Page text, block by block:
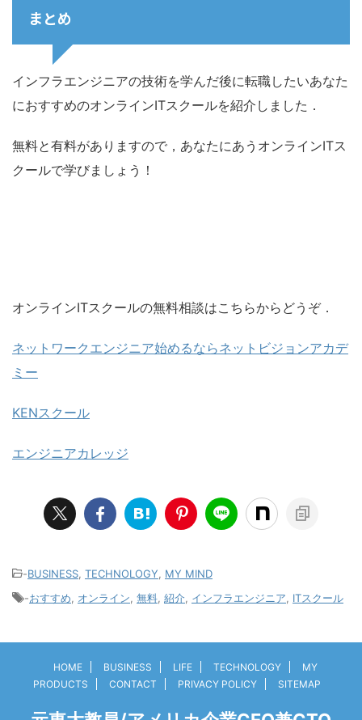
まとめ
インフラエンジニアの技術を学んだ後に転職したいあなた
におすすめのオンラインITスクールを紹介しました．
無料と有料がありますので，あなたにあうオンラインITス
クールで学びましょう！
オンラインITスクールの無料相談はこちらからどうぞ．
ネットワークエンジニア始めるならネットビジョンアカデ
ミー
KENスクール
エンジニアカレッジ
-BUSINESS TECHNOLOGY
MY MIND
-おすすめ オンライン 無料 紹介 インフラエンジニア ITスクール
HOME BUSINESS LIFE TECHNOLOGY
MY
PRODUCTS
CONTACT PRIVACY POLICY SITEMAP